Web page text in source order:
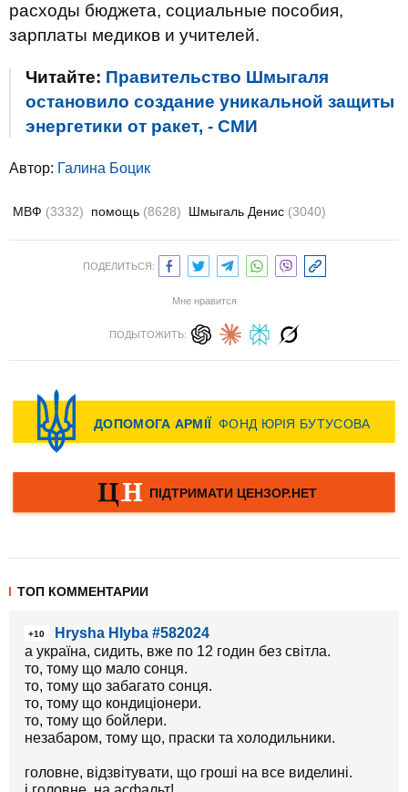
расходы бюджета, социальные пособия,
зарплаты медиков и учителей.
Читайте: Правительство Шмыгаля
остановило создание уникальной защиты
энергетики от ракет, - СМИ
Автор: Галина Боцик
МВФ (3332) помощь (8628) Шмыгаль Денис (3040)
ПОДЕЛИТЬСЯ:
Мне нравится
ПОДЫТОЖИТЬ:
ТОП КОММЕНТАРИИ
+10
Hrysha Hlyba #582024
а україна, сидить, вже по 12 годин без світла.
то, тому що мало сонця.
то, тому що забагато сонця.
то, тому що кондиціонери.
то, тому що бойлери.
незабаром, тому що, праски та холодильники.
головне, відзвітувати, що гроші на все виделині.